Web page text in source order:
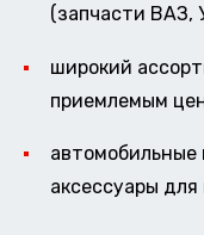
(запчасти ВАЗ,
широкий
приемлемым
аксессуары для